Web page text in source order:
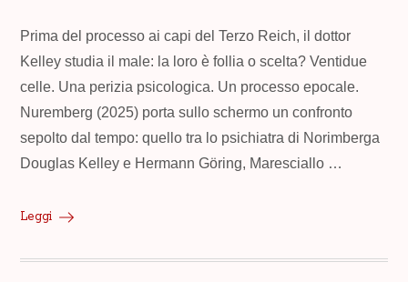
Prima del processo ai capi del Terzo Reich, il dottor
Kelley studia il male: la loro è follia o scelta? Ventidue
celle. Una perizia psicologica. Un processo epocale.
Nuremberg (2025) porta sullo schermo un confronto
sepolto dal tempo: quello tra lo psichiatra di Norimberga
Douglas Kelley e Hermann Göring, Maresciallo …
Leggi